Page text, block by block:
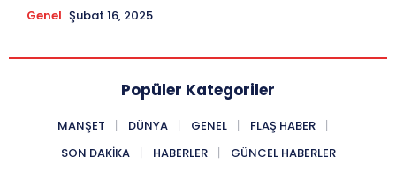
Genel Şubat 16, 2025
Popüler Kategoriler
MANŞET DÜNYA GENEL
FLAŞ HABER
SON DAKIKA
HABERLER GÜNCEL HABERLER